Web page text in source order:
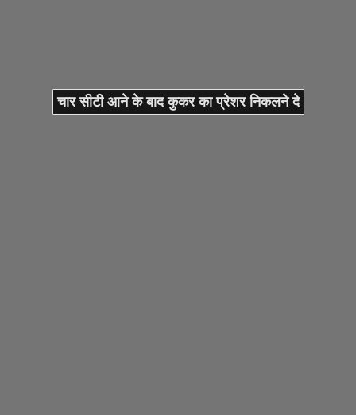
चार सीटी आने के बाद कुकर का प्रेशर निकलने दे